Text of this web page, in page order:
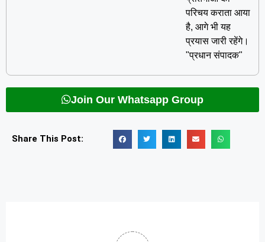
परिचय कराता आया
है, आगे भी यह
प्रयास जारी रहेंगे।
"प्रधान संपादक"
Join Our Whatsapp Group
Share This Post: